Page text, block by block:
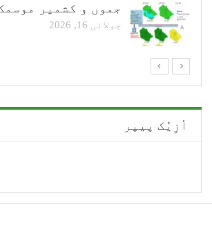
جموں و کشمیر
جولائی 16, 2026
أزِیُک پیپر